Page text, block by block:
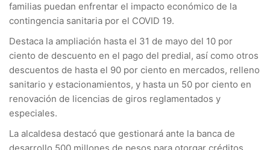
familias puedan enfrentar el impacto económico de la
contingencia sanitaria por el COVID 19.
Destaca la ampliación hasta el 31 de mayo del 10 por
ciento de descuento en el pago del predial, así como otros
descuentos de hasta el 90 por ciento en mercados, relleno
sanitario y estacionamientos, y hasta un 50 por ciento en
renovación de licencias de giros reglamentados y
especiales.
La alcaldesa destacó que gestionará ante la banca de